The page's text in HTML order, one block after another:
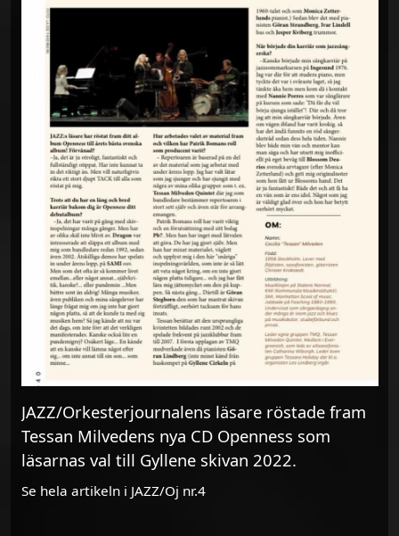
JAZZ/Orkesterjournalens läsare röstade fram
Tessan Milvedens nya CD Openness som
läsarnas val till Gyllene skivan 2022.
Se hela artikeln i JAZZ/Oj nr.4